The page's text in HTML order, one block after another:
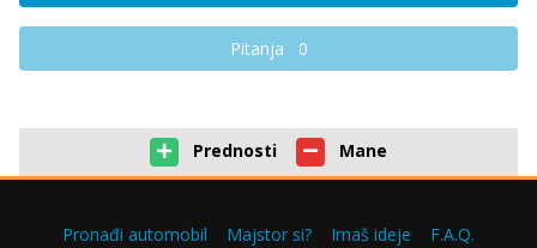
Pitanja 0
Prednosti Mane
Pronađi automobil Majstor si? Imaš ideje F.A.Q.